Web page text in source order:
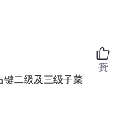
键二级及三级子菜
赞